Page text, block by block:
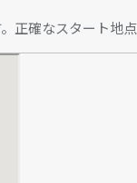
確なスタート地